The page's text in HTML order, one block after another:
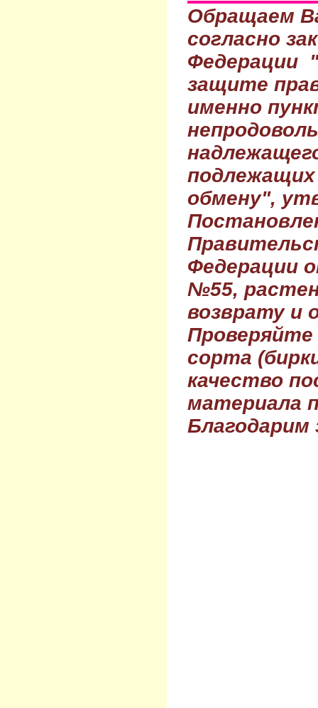
Обращаем
согласно
Федерации
защите
именно
обмену",
Федерации
№55,
возврату и
Проверяйте
сорта
качество
материала
Благодарим